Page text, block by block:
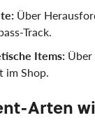
Über
Track.
Items: Über
im Shop.
Arten